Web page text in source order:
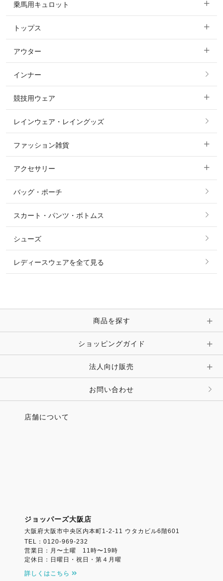
乗馬用キュロット
すべてのキュロット
フルグリップ・尻革 キュロット
ニーグリップ・膝革 キュロット
トップス
すべてのトップス
ポロシャツ
カットソー・Tシャツ・タンクトップ
パーカー・トレーナー・スウェット
ニット・セーター
シャツ・ブラウス・ワンピース
アウター
すべてのアウター
コート
ジャケット・ブルゾン
その他 アウター
インナー
競技用ウェア
すべての競技用ウェア
ショージャケット
ショーシャツ
レインウェア・レイングッズ
ファッション雑貨
すべてのファッション雑貨
ソックス
ベルト
マフラー・スカーフ・ストール・スヌード
時計・財布・キーケース・革小物
キーホルダー・チャーム・ストラップ
アクセサリー
すべてのアクセサリー
リング
ピアス・イヤリング
ピン・ブローチ・コサージュ
その他 アクセサリー
バッグ・ポーチ
スカート・パンツ・ボトムス
シューズ
レディースウェアを全て見る
商品を探す
ショッピングガイド
法人向け販売
お問い合わせ
店舗について
ジョッパーズ大阪店
大阪府大阪市中央区内本町1-2-11 ウタカビル6階601
TEL：0120-969-232
営業日：月〜土曜 11時〜19時
定休日：日曜日・祝日・第４月曜
詳しくはこちら